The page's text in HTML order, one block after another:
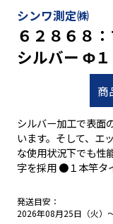
シンワ測定㈱
６２８６８
シルバー Φ
商
シルバー加工で表面
います。そして、エ
な使用状況下でも性
字を採用 ●１本竿タ
発送目安：
2026年08月25日（火）